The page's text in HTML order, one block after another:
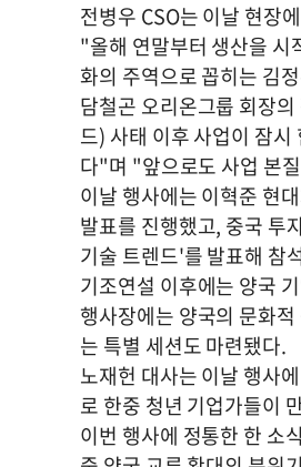
전병우 CSO는 이날 현장
"올해 연말부터 생산을 시
화의 주역으로 꼽히는 김
담철곤 오리온그룹 회장
드) 사태 이후 사업이 잠
다"며 "앞으로도 사업 본
이날 행사에는 이혁준 현
발표를 진행했고, 중국 투
기술 트렌드'를 발표해 참
기조연설 이후에는 양국
행사장에는 양국의 문화
는 특별 세션도 마련됐다.
노재헌 대사는 이날 행사
로 한중 청년 기업가들이
이번 행사에 정통한 한 소